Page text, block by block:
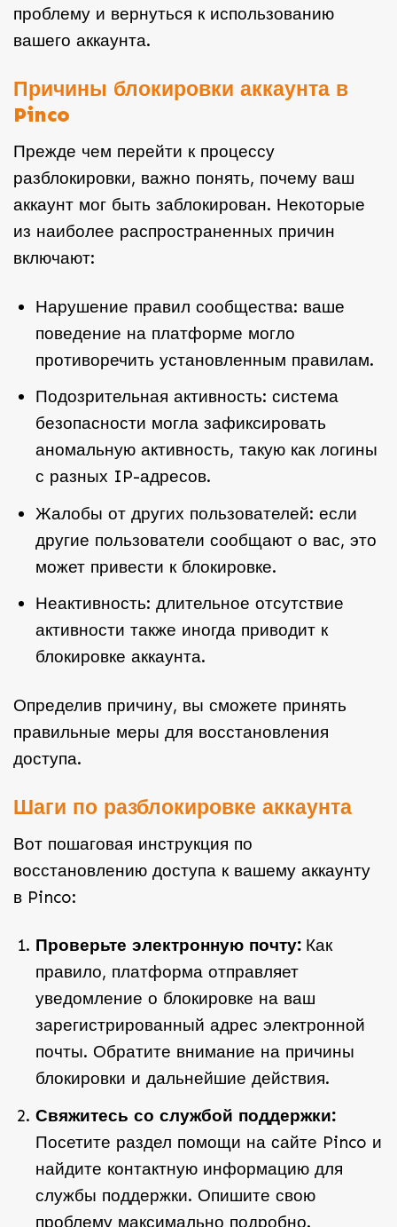
проблему и вернуться к использованию
вашего аккаунта.
Причины блокировки аккаунта в
Pinco
Прежде чем перейти к процессу
разблокировки, важно понять, почему ваш
аккаунт мог быть заблокирован. Некоторые
из наиболее распространенных причин
включают:
Нарушение правил сообщества: ваше
поведение на платформе могло
противоречить установленным правилам.
Подозрительная активность: система
безопасности могла зафиксировать
аномальную активность, такую как логины
с разных IP-адресов.
Жалобы от других пользователей: если
другие пользователи сообщают о вас, это
может привести к блокировке.
Неактивность: длительное отсутствие
активности также иногда приводит к
блокировке аккаунта.
Определив причину, вы сможете принять
правильные меры для восстановления
доступа.
Шаги по разблокировке аккаунта
Вот пошаговая инструкция по
восстановлению доступа к вашему аккаунту
в Pinco:
Проверьте электронную почту:Как
правило, платформа отправляет
уведомление о блокировке на ваш
зарегистрированный адрес электронной
почты. Обратите внимание на причины
блокировки и дальнейшие действия.
Свяжитесь со службой поддержки:
Посетите раздел помощи на сайте Pinco и
найдите контактную информацию для
службы поддержки. Опишите свою
проблему максимально подробно.